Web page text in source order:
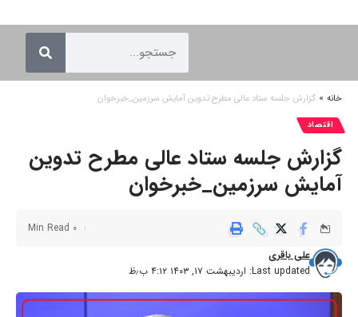
خانه » گزارش جلسه ستاد عالی مطرح تدوین آمایش سرزمین_خبرخوان
اقتصاد
گزارش جلسه ستاد عالی مطرح تدوین
آمایش سرزمین_خبرخوان
Last updated: اردیبهشت ۱۷, ۱۴۰۳ ۴:۱۲ ب٫ظ
علی باقری
0 Min Read